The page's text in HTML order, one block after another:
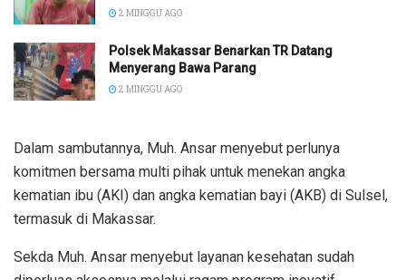
2 MINGGU AGO
Polsek Makassar Benarkan TR Datang
Menyerang Bawa Parang
2 MINGGU AGO
Dalam sambutannya, Muh. Ansar menyebut perlunya
komitmen bersama multi pihak untuk menekan angka
kematian ibu (AKI) dan angka kematian bayi (AKB) di Sulsel,
termasuk di Makassar.
Sekda Muh. Ansar menyebut layanan kesehatan sudah